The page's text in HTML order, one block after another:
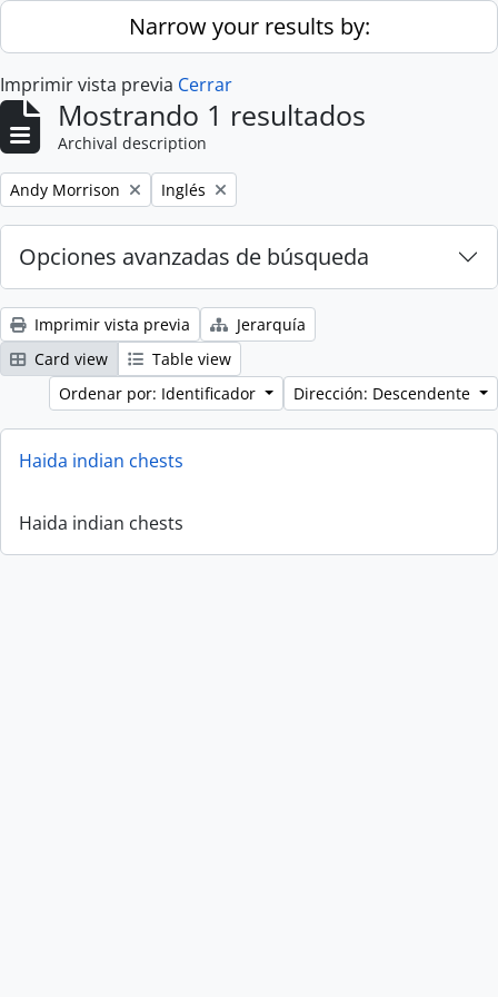
Skip to main contentNarrow your results by:
Imprimir vista previa Cerrar
Mostrando 1 resultados
Archival description
Remove filter:
Andy Morrison Remove filter:
Inglés
Opciones avanzadas de búsqueda
Imprimir vista previa
Jerarquía
Card view
Table view
Ordenar por: Identificador
Dirección: Descendente
Haida indian chests
Haida indian chests